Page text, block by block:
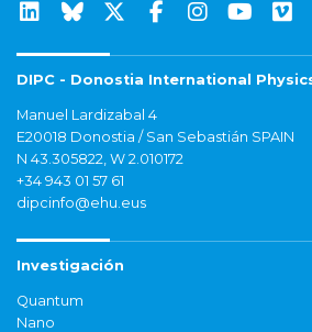
DIPC - Donostia International
Manuel Lardizabal 4
E20018 Donostia / San Sebastián SPAIN
N 43.305822, W 2.010172
+34 943 01 57 61
dipcinfo@ehu.eus
Investigación
Quantum
Nano